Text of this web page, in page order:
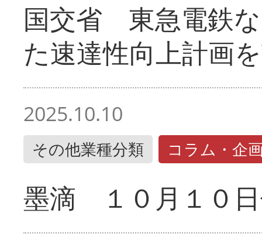
国交省 東急電鉄
た速達性向上計画
2025.10.10
その他業種分類 コラム・企
墨滴 １０月１０